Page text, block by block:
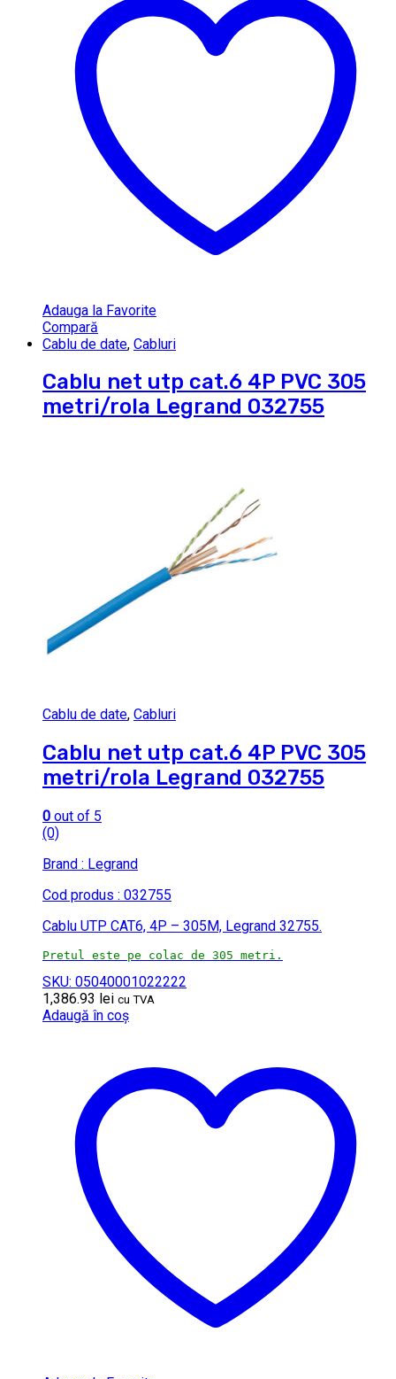
Adauga la Favorite
Compară
Cablu de date, Cabluri
Cablu net utp cat.6 4P PVC 305
metri/rola Legrand 032755
Cablu de date, Cabluri
Cablu net utp cat.6 4P PVC 305
metri/rola Legrand 032755
0 out of 5
(0)
Brand : Legrand
Cod produs : 032755
Cablu UTP CAT6, 4P – 305M, Legrand 32755.
Pretul este pe colac de 305 metri.
SKU: 05040001022222
1,386.93 lei cu TVA
Adaugă în coș